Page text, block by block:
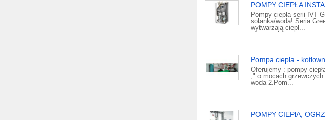
POMPY CIEPŁA
Pompy ciepła serii IVT
solanka/woda! Seria
wytwarzają ciepł...
Pompa ciepła -
Oferujemy : pompy
," o mocach
woda 2.Pom...
POMPY CIEPłA,